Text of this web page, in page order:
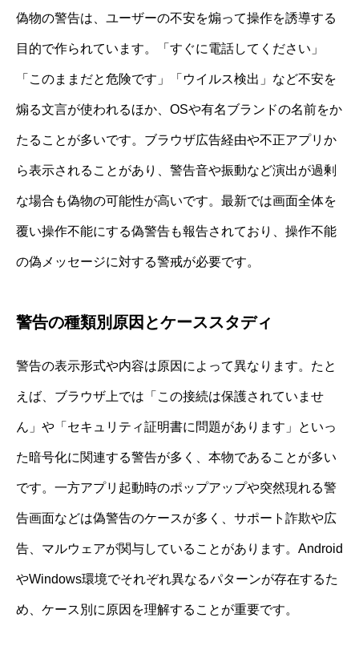
偽物の警告は、ユーザーの不安を煽って操作を誘導する
目的で作られています。「すぐに電話してください」
「このままだと危険です」「ウイルス検出」など不安を
煽る文言が使われるほか、OSや有名ブランドの名前をか
たることが多いです。ブラウザ広告経由や不正アプリか
ら表示されることがあり、警告音や振動など演出が過剰
な場合も偽物の可能性が高いです。最新では画面全体を
覆い操作不能にする偽警告も報告されており、操作不能
の偽メッセージに対する警戒が必要です。
警告の種類別原因とケーススタディ
警告の表示形式や内容は原因によって異なります。たと
えば、ブラウザ上では「この接続は保護されていませ
ん」や「セキュリティ証明書に問題があります」といっ
た暗号化に関連する警告が多く、本物であることが多い
です。一方アプリ起動時のポップアップや突然現れる警
告画面などは偽警告のケースが多く、サポート詐欺や広
告、マルウェアが関与していることがあります。Android
やWindows環境でそれぞれ異なるパターンが存在するた
め、ケース別に原因を理解することが重要です。